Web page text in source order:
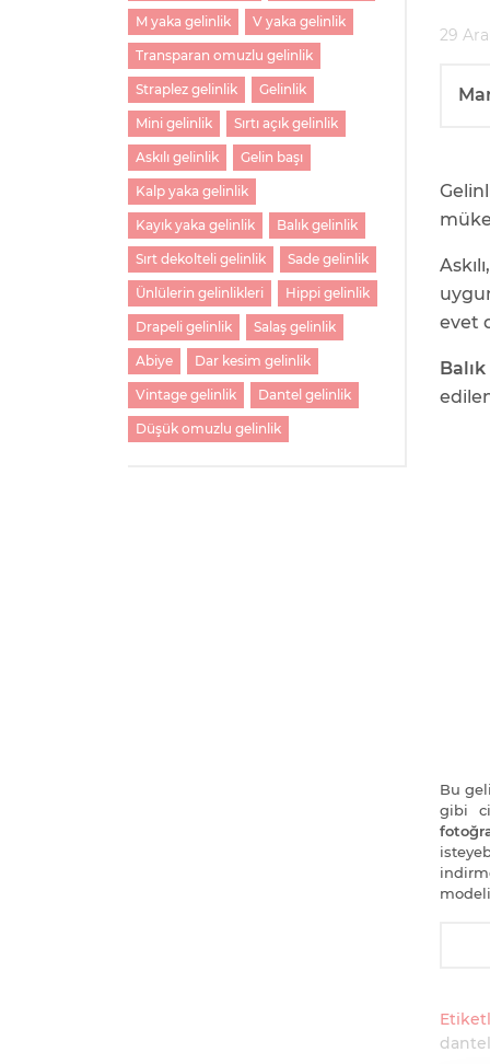
M yaka gelinlik V yaka gelinlik
Transparan omuzlu gelinlik
Straplez gelinlik Gelinlik
Mini gelinlik Sırtı açık gelinlik
Askılı gelinlik Gelin başı
Kalp yaka gelinlik
Kayık yaka gelinlik Balık gelinlik
Sırt dekolteli gelinlik Sade gelinlik
Ünlülerin gelinlikleri Hippi gelinlik
Drapeli gelinlik Salaş gelinlik
Abiye Dar kesim gelinlik
Vintage gelinlik Dantel gelinlik
Düşük omuzlu gelinlik
29
evet
Bu
gibi